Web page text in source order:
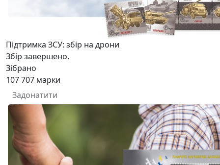
Підтримка ЗСУ: збір на дрони
Збір завершено.
Зібрано
107 707 марки
Задонатити